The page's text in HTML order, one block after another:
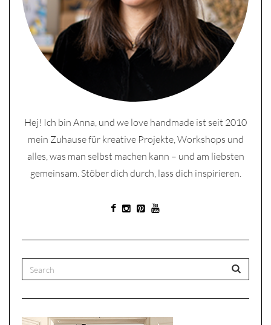
Hej! Ich bin Anna, und we love handmade ist seit 2010
mein Zuhause für kreative Projekte, Workshops und
alles, was man selbst machen kann – und am liebsten
gemeinsam. Stöber dich durch, lass dich inspirieren.